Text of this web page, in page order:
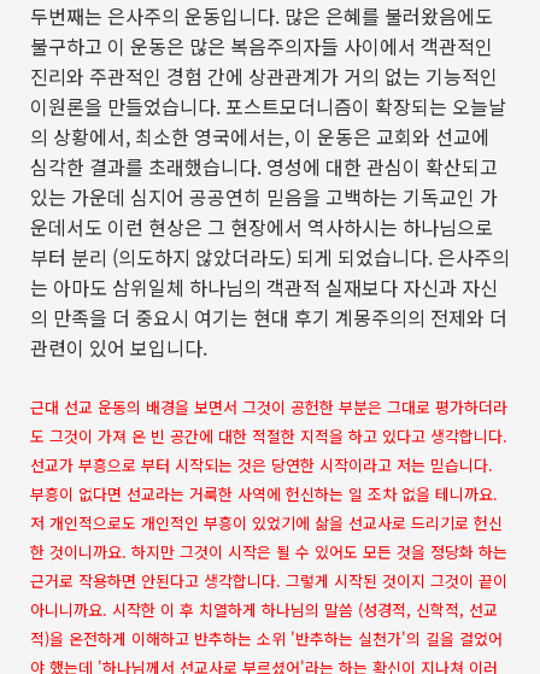
두번째는 은사주의 운동입니다. 많은 은혜를 불러왔음에도
불구하고 이 운동은 많은 복음주의자들 사이에서 객관적인
진리와 주관적인 경험 간에 상관관계가 거의 없는 기능적인
이원론을 만들었습니다. 포스트모더니즘이 확장되는 오늘날
의 상황에서, 최소한 영국에서는, 이 운동은 교회와 선교에
심각한 결과를 초래했습니다. 영성에 대한 관심이 확산되고
있는 가운데 심지어 공공연히 믿음을 고백하는 기독교인 가
운데서도 이런 현상은 그 현장에서 역사하시는 하나님으로
부터 분리 (의도하지 않았더라도) 되게 되었습니다. 은사주의
는 아마도 삼위일체 하나님의 객관적 실재보다 자신과 자신
의 만족을 더 중요시 여기는 현대 후기 계몽주의의 전제와 더
관련이 있어 보입니다.
근대 선교 운동의 배경을 보면서 그것이 공헌한 부분은 그대로 평가하더라
도 그것이 가져 온 빈 공간에 대한 적절한 지적을 하고 있다고 생각합니다.
선교가 부흥으로 부터 시작되는 것은 당연한 시작이라고 저는 믿습니다.
부흥이 없다면 선교라는 거룩한 사역에 헌신하는 일 조차 없을 테니까요.
저 개인적으로도 개인적인 부흥이 있었기에 삶을 선교사로 드리기로 헌신
한 것이니까요. 하지만 그것이 시작은 될 수 있어도 모든 것을 정당화 하는
근거로 작용하면 안된다고 생각합니다. 그렇게 시작된 것이지 그것이 끝이
아니니까요. 시작한 이 후 치열하게 하나님의 말씀 (성경적, 신학적, 선교
적)을 온전하게 이해하고 반추하는 소위 '반추하는 실천가'의 길을 걸었어
야 했는데 '하나님께서 선교사로 부르셨어'라는 하는 확신이 지나쳐 이러